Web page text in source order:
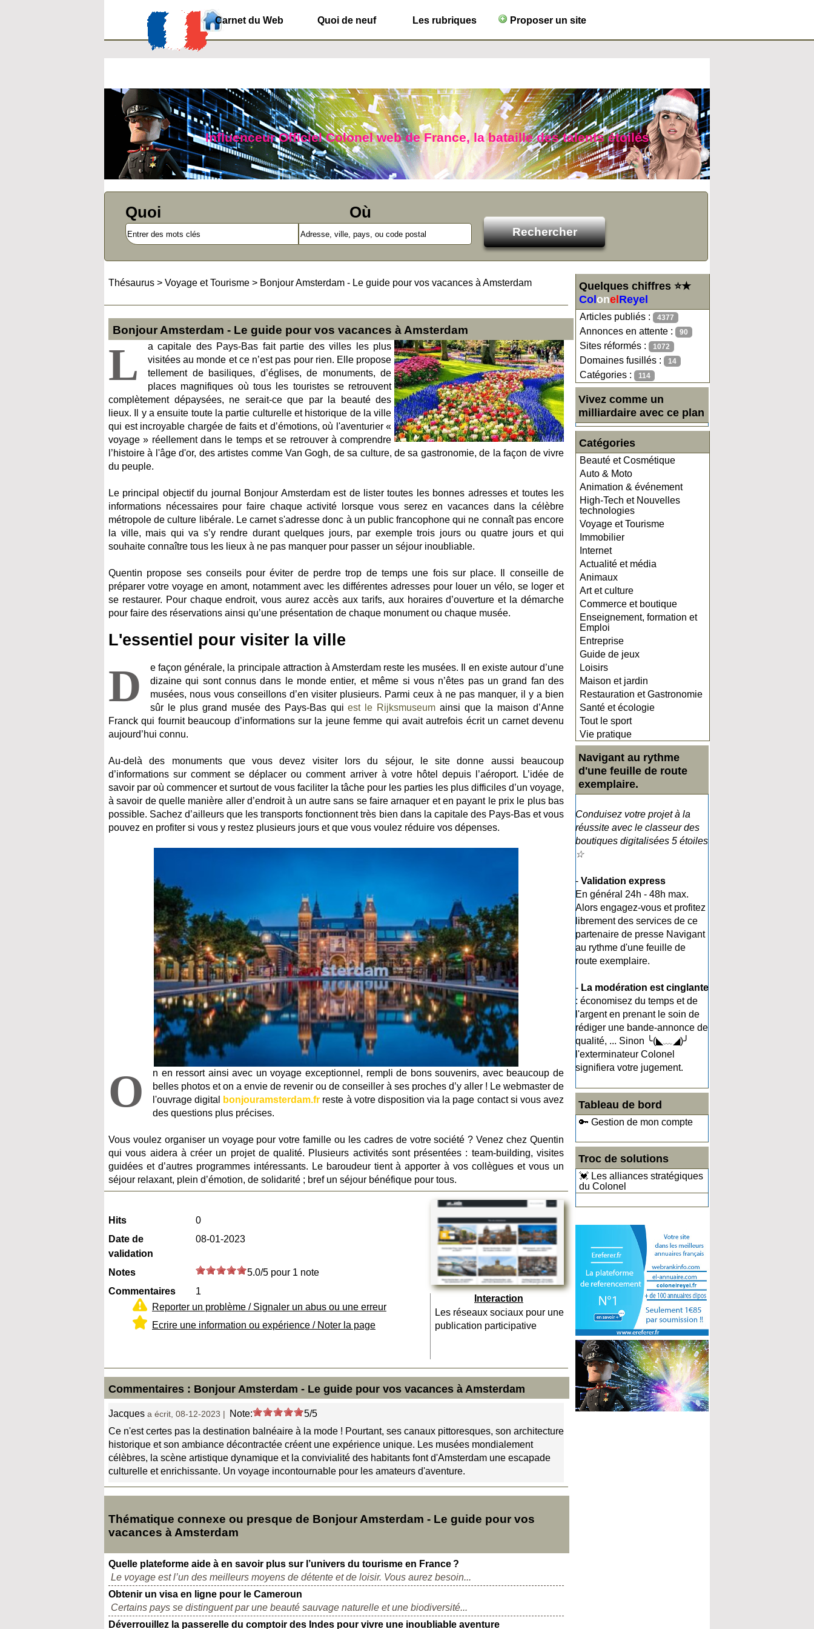
Carnet du Web Quoi de neuf Les rubriques Proposer un site
Influenceur Officiel Colonel web de France, la bataille des talents étoilés
Quoi Où
Quelques chiffres ⭐★
Col onel Reyel
Articles publiés : 4377
Annonces en attente : 90
Sites réformés : 1072
Domaines fusillés : 14
Catégories : 114
Vivez comme un
milliardaire avec ce plan
Catégories
Beauté et Cosmétique
Auto & Moto
Animation & événement
High-Tech et Nouvelles
technologies
Voyage et Tourisme
Immobilier
Internet
Actualité et média
Animaux
Art et culture
Commerce et boutique
Enseignement, formation et
Emploi
Entreprise
Guide de jeux
Loisirs
Maison et jardin
Restauration et Gastronomie
Santé et écologie
Tout le sport
Vie pratique
Navigant au rythme
d'une feuille de route
exemplaire.
Conduisez votre projet à la
réussite avec le classeur des
boutiques digitalisées 5 étoiles
☆
- Validation express
En général 24h - 48h max.
Alors engagez-vous et profitez
librement des services de ce
partenaire de presse Navigant
au rythme d'une feuille de
route exemplaire.
- La modération est cinglante
: économisez du temps et de
l'argent en prenant le soin de
rédiger une bande-annonce de
qualité, ... Sinon ╰(◣﹏◢)╯
l'exterminateur Colonel
signifiera votre jugement.
Tableau de bord
🔑 Gestion de mon compte
Troc de solutions
💓 Les alliances stratégiques
du Colonel
Thésaurus > Voyage et Tourisme > Bonjour Amsterdam - Le guide pour vos vacances à Amsterdam
Bonjour Amsterdam - Le guide pour vos vacances à Amsterdam
L
a capitale des Pays-Bas fait partie des villes les plus
visitées au monde et ce n’est pas pour rien. Elle propose
tellement de basiliques, d’églises, de monuments, de
places magnifiques où tous les touristes se retrouvent
complètement dépaysées, ne serait-ce que par la beauté des
lieux. Il y a ensuite toute la partie culturelle et historique de la ville
qui est incroyable chargée de faits et d’émotions, où l'aventurier «
voyage » réellement dans le temps et se retrouver à comprendre
l’histoire à l'âge d'or, des artistes comme Van Gogh, de sa culture, de sa gastronomie, de la façon de vivre
du peuple.
Le principal objectif du journal Bonjour Amsterdam est de lister toutes les bonnes adresses et toutes les
informations nécessaires pour faire chaque activité lorsque vous serez en vacances dans la célèbre
métropole de culture libérale. Le carnet s'adresse donc à un public francophone qui ne connaît pas encore
la ville, mais qui va s’y rendre durant quelques jours, par exemple trois jours ou quatre jours et qui
souhaite connaître tous les lieux à ne pas manquer pour passer un séjour inoubliable.
Quentin propose ses conseils pour éviter de perdre trop de temps une fois sur place. Il conseille de
préparer votre voyage en amont, notamment avec les différentes adresses pour louer un vélo, se loger et
se restaurer. Pour chaque endroit, vous aurez accès aux tarifs, aux horaires d’ouverture et la démarche
pour faire des réservations ainsi qu’une présentation de chaque monument ou chaque musée.
L'essentiel pour visiter la ville
D
e façon générale, la principale attraction à Amsterdam reste les musées. Il en existe autour d’une
dizaine qui sont connus dans le monde entier, et même si vous n’êtes pas un grand fan des
musées, nous vous conseillons d’en visiter plusieurs. Parmi ceux à ne pas manquer, il y a bien
sûr le plus grand musée des Pays-Bas quiest le Rijksmuseum ainsi que la maison d’Anne
Franck qui fournit beaucoup d’informations sur la jeune femme qui avait autrefois écrit un carnet devenu
aujourd’hui connu.
Au-delà des monuments que vous devez visiter lors du séjour, le site donne aussi beaucoup
d’informations sur comment se déplacer ou comment arriver à votre hôtel depuis l’aéroport. L’idée de
savoir par où commencer et surtout de vous faciliter la tâche pour les parties les plus difficiles d’un voyage,
à savoir de quelle manière aller d’endroit à un autre sans se faire arnaquer et en payant le prix le plus bas
possible. Sachez d’ailleurs que les transports fonctionnent très bien dans la capitale des Pays-Bas et vous
pouvez en profiter si vous y restez plusieurs jours et que vous voulez réduire vos dépenses.
O
n en ressort ainsi avec un voyage exceptionnel, rempli de bons souvenirs, avec beaucoup de
belles photos et on a envie de revenir ou de conseiller à ses proches d’y aller ! Le webmaster de
l'ouvrage digital
bonjouramsterdam.fr reste à votre disposition via la page contact si vous avez
des questions plus précises.
Vous voulez organiser un voyage pour votre famille ou les cadres de votre société ? Venez chez Quentin
qui vous aidera à créer un projet de qualité. Plusieurs activités sont présentées : team-building, visites
guidées et d’autres programmes intéressants. Le baroudeur tient à apporter à vos collègues et vous un
séjour relaxant, plein d’émotion, de solidarité ; bref un séjour bénéfique pour tous.
Hits
0
Date de
validation
08-01-2023
Notes
5.0/5 pour 1 note
Commentaires
1
Reporter un problème / Signaler un abus ou une erreur
Ecrire une information ou expérience / Noter la page
Interaction
Les réseaux sociaux pour une
publication participative
Commentaires : Bonjour Amsterdam - Le guide pour vos vacances à Amsterdam
Jacques a écrit, 08-12-2023 | Note:
5/5
Ce n'est certes pas la destination balnéaire à la mode ! Pourtant, ses canaux pittoresques, son architecture
historique et son ambiance décontractée créent une expérience unique. Les musées mondialement
célèbres, la scène artistique dynamique et la convivialité des habitants font d'Amsterdam une escapade
culturelle et enrichissante. Un voyage incontournable pour les amateurs d'aventure.
Thématique connexe ou presque de Bonjour Amsterdam - Le guide pour vos
vacances à Amsterdam
Quelle plateforme aide à en savoir plus sur l’univers du tourisme en France ?
Le voyage est l’un des meilleurs moyens de détente et de loisir. Vous aurez besoin...
Obtenir un visa en ligne pour le Cameroun
Certains pays se distinguent par une beauté sauvage naturelle et une biodiversité...
Déverrouillez la passerelle du comptoir des Indes pour vivre une inoubliable aventure